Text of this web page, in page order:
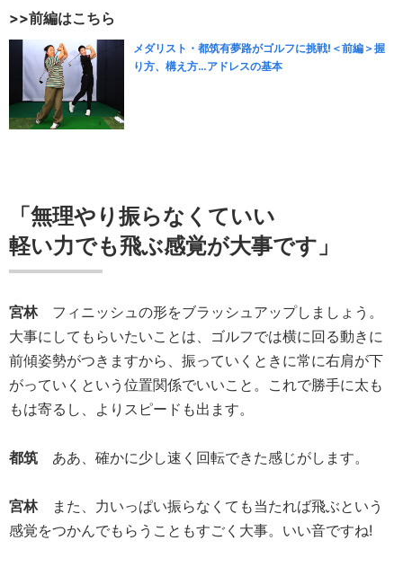
>>前編はこちら
メダリスト・都筑有夢路がゴルフに挑戦!＜前編＞握
り方、構え方…アドレスの基本
「無理やり振らなくていい
軽い力でも飛ぶ感覚が大事です」
宮林フィニッシュの形をブラッシュアップしましょう。
大事にしてもらいたいことは、ゴルフでは横に回る動きに
前傾姿勢がつきますから、振っていくときに常に右肩が下
がっていくという位置関係でいいこと。これで勝手に太も
もは寄るし、よりスピードも出ます。
都筑 ああ、確かに少し速く回転できた感じがします。
宮林また、力いっぱい振らなくても当たれば飛ぶという
感覚をつかんでもらうこともすごく大事。いい音ですね!